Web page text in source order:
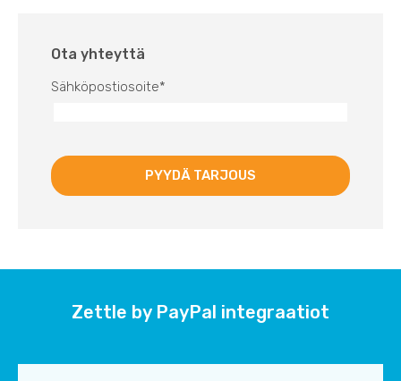
Ota yhteyttä
Sähköpostiosoite*
Zettle by PayPal integraatiot